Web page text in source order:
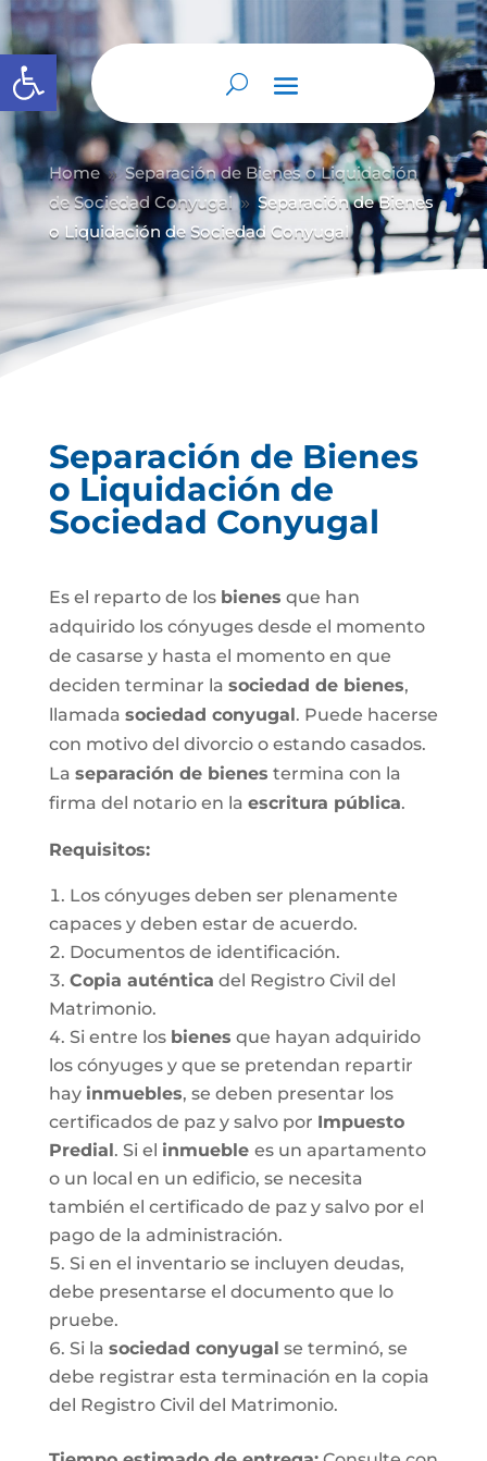
Abrir barra de herramientas
Home 9 Separación de Bienes o Liquidación
de Sociedad Conyugal 9 Separación de Bienes
o Liquidación de Sociedad Conyugal
Separación de Bienes
o Liquidación de
Sociedad Conyugal
Es el reparto de los bienes que han
adquirido los cónyuges desde el momento
de casarse y hasta el momento en que
deciden terminar la sociedad de bienes,
llamada sociedad conyugal. Puede hacerse
con motivo del divorcio o estando casados.
La separación de bienes termina con la
firma del notario en la escritura pública.
Requisitos:
Los cónyuges deben ser plenamente
capaces y deben estar de acuerdo.
Documentos de identificación.
Copia auténtica del Registro Civil del
Matrimonio.
Si entre los bienes que hayan adquirido
los cónyuges y que se pretendan repartir
hay inmuebles, se deben presentar los
certificados de paz y salvo por Impuesto
Predial. Si el inmueble es un apartamento
o un local en un edificio, se necesita
también el certificado de paz y salvo por el
pago de la administración.
Si en el inventario se incluyen deudas,
debe presentarse el documento que lo
pruebe.
Si la sociedad conyugal se terminó, se
debe registrar esta terminación en la copia
del Registro Civil del Matrimonio.